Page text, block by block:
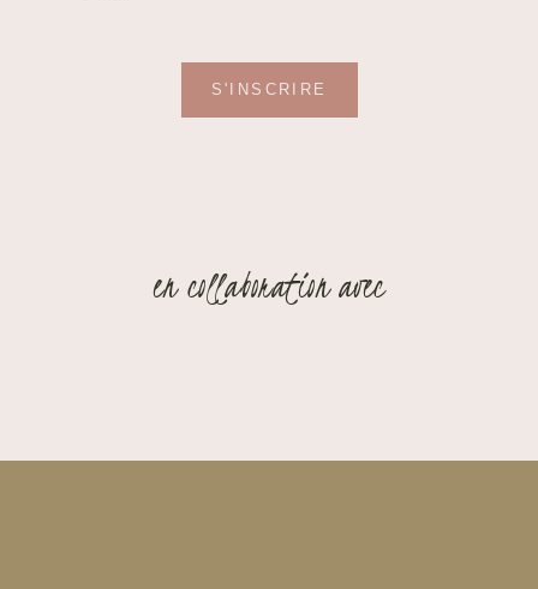
S'INSCRIRE
en collaboration avec